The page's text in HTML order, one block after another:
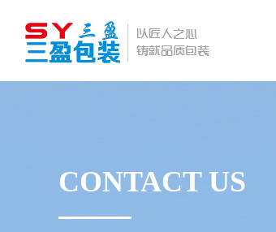
CONTACT US